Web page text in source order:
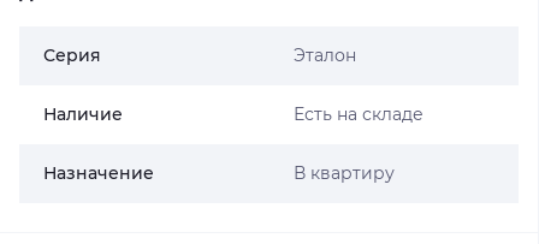
Серия Эталон
Наличие Есть на складе
Назначение В квартиру